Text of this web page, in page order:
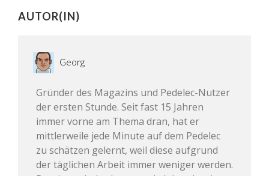
AUTOR(IN)
Georg
Gründer des Magazins und Pedelec-Nutzer
der ersten Stunde. Seit fast 15 Jahren
immer vorne am Thema dran, hat er
mittlerweile jede Minute auf dem Pedelec
zu schätzen gelernt, weil diese aufgrund
der täglichen Arbeit immer weniger werden.